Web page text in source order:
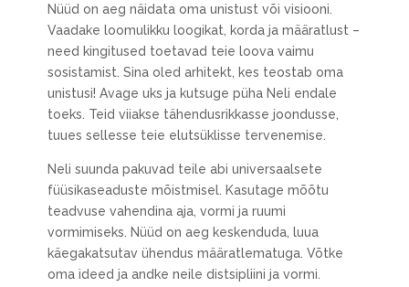
Nüüd on aeg näidata oma unistust või visiooni.
Vaadake loomulikku loogikat, korda ja määratlust –
need kingitused toetavad teie loova vaimu
sosistamist. Sina oled arhitekt, kes teostab oma
unistusi! Avage uks ja kutsuge püha Neli endale
toeks. Teid viiakse tähendusrikkasse joondusse,
tuues sellesse teie elutsüklisse tervenemise.
Neli suunda pakuvad teile abi universaalsete
füüsikaseaduste mõistmisel. Kasutage mõõtu
teadvuse vahendina aja, vormi ja ruumi
vormimiseks. Nüüd on aeg keskenduda, luua
käegakatsutav ühendus määratlematuga. Võtke
oma ideed ja andke neile distsipliini ja vormi.